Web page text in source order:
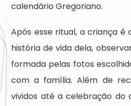
calendário Gregoriano.
Após esse ritual, a criança
história de vida dela,
formada pelas fotos
com a família. Além de
vividos até a celebração do